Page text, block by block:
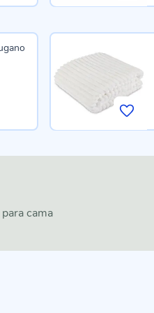
cama